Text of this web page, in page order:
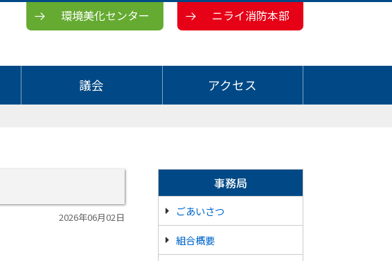
環境美化センター ニライ消防本部
議会 アクセス
2026年06月02日
事務局
ごあいさつ
組合概要